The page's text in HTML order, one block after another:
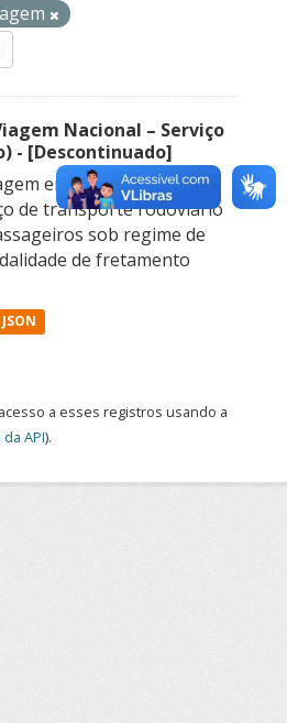
Nacional – Serviço
- [Descontinuado]
emitidas para a
de transporte rodoviário
sob regime de
de fretamento
JSON
a esses registros usando a
API).